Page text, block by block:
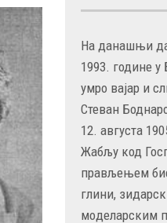
На данашњи
1993. године у
умро вајар и
Стеван
12. августа
Жабљу код
прављењем
глини,
мoделарским